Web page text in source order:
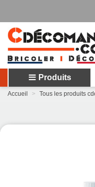
Produits
Accueil > Tous les produits